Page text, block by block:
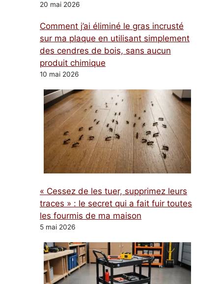
20 mai 2026
Comment j’ai éliminé le gras incrusté
sur ma plaque en utilisant simplement
des cendres de bois, sans aucun
produit chimique
10 mai 2026
« Cessez de les tuer, supprimez leurs
traces » : le secret qui a fait fuir toutes
les fourmis de ma maison
5 mai 2026